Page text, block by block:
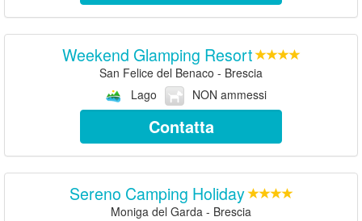
Weekend Glamping Resort
San Felice del Benaco - Brescia
Lago
NON ammessi
Contatta
Sereno Camping Holiday
Moniga del Garda - Brescia